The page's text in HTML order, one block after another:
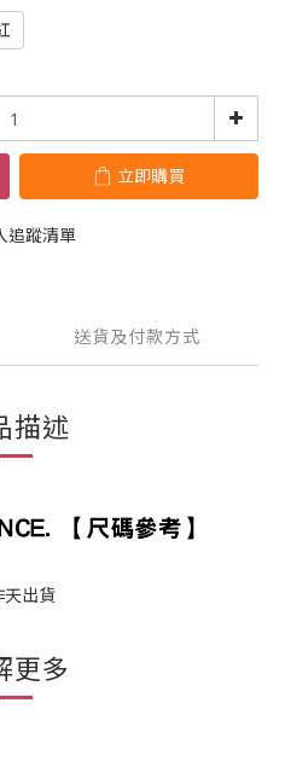
立即購買
追蹤清單
送貨及付款方式
描述
出貨
更多